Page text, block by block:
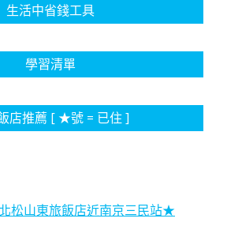
生活中省錢工具
學習清單
店推薦 [ ★號 = 已住 ]
北松山東旅飯店近南京三民站★